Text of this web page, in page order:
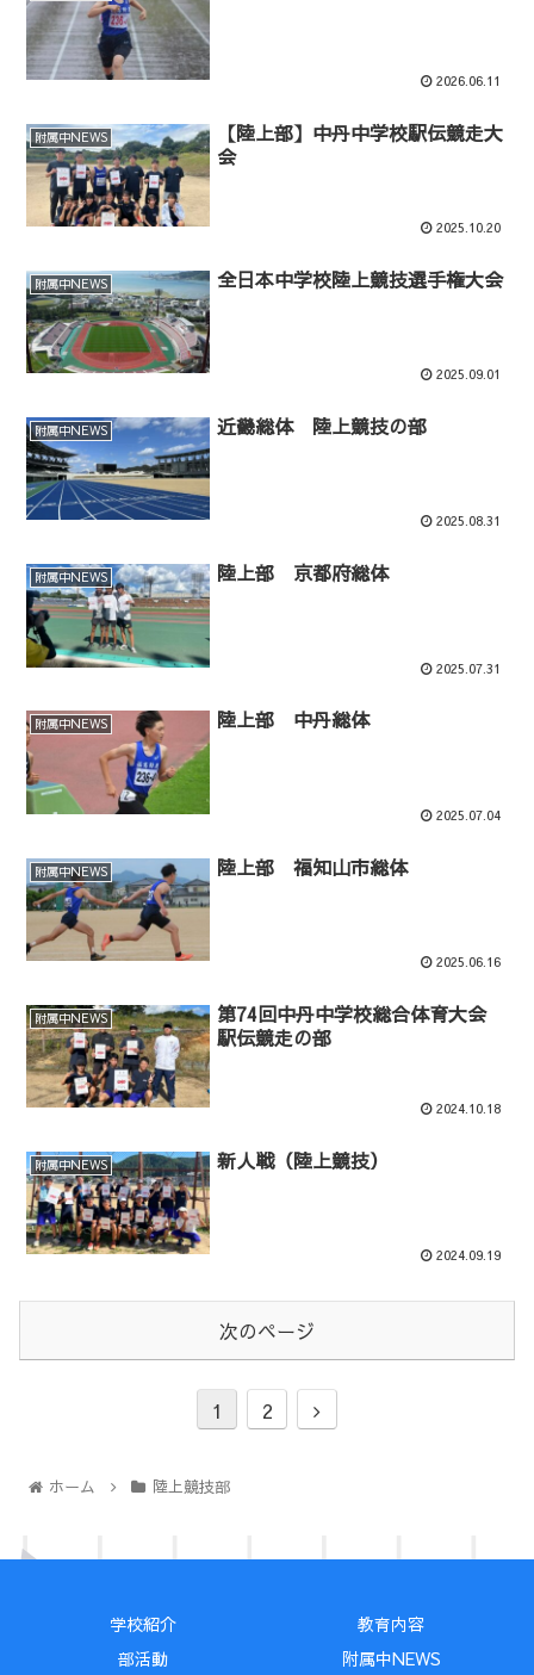
2026.06.11
附属中NEWS
【陸上部】中丹中学校駅伝競走大
会
2025.10.20
附属中NEWS 全日本中学校陸上競技選手権大会
2025.09.01
附属中NEWS 近畿総体 陸上競技の部
2025.08.31
附属中NEWS 陸上部 京都府総体
2025.07.31
附属中NEWS 陸上部 中丹総体
2025.07.04
附属中NEWS 陸上部 福知山市総体
2025.06.16
附属中NEWS
第74回中丹中学校総合体育大会
駅伝競走の部
2024.10.18
附属中NEWS 新人戦（陸上競技）
2024.09.19
次のページ
1 2
ホーム 陸上競技部
学校紹介
教育内容
部活動
附属中NEWS